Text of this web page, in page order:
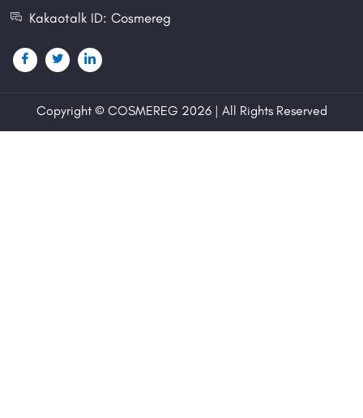
Kakaotalk ID: Cosmereg
Copyright © COSMEREG 2026 | All Rights Reserved